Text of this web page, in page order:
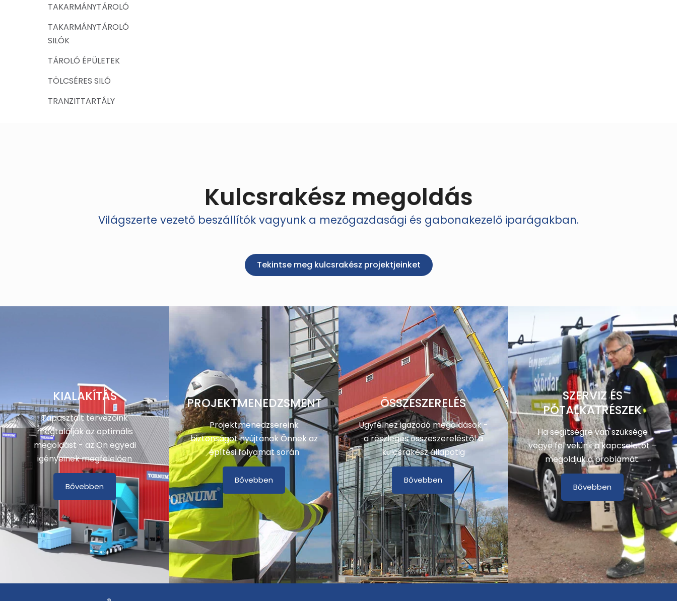
TAKARMÁNYTÁROLÓ
TAKARMÁNYTÁROLÓ
SILÓK
TÁROLÓ ÉPÜLETEK
TÖLCSÉRES SILÓ
TRANZITTARTÁLY
Kulcsrakész megoldás
Világszerte vezető beszállítók vagyunk a mezőgazdasági és gabonakezelő iparágakban.
Tekintse meg kulcsrakész projektjeinket
KIALAKÍTÁS
Tapasztalt tervezőink
megtalálják az optimális
megoldást - az Ön egyedi
igényeinek megfelelően
Bővebben
PROJEKTMENEDZSMENT
Projektmenedzsereink
biztonságot nyújtanak Önnek az
építési folyamat során
Bővebben
ÖSSZESZERELÉS
Ügyfélhez igazodó megoldások -
a részleges összeszereléstől a
kulcsrakész állapotig
Bővebben
SZERVIZ ÉS
PÓTALKATRÉSZEK
Ha segítségre van szüksége
vegye fel velünk a kapcsolatot –
megoldjuk a problámát.
Bővebben